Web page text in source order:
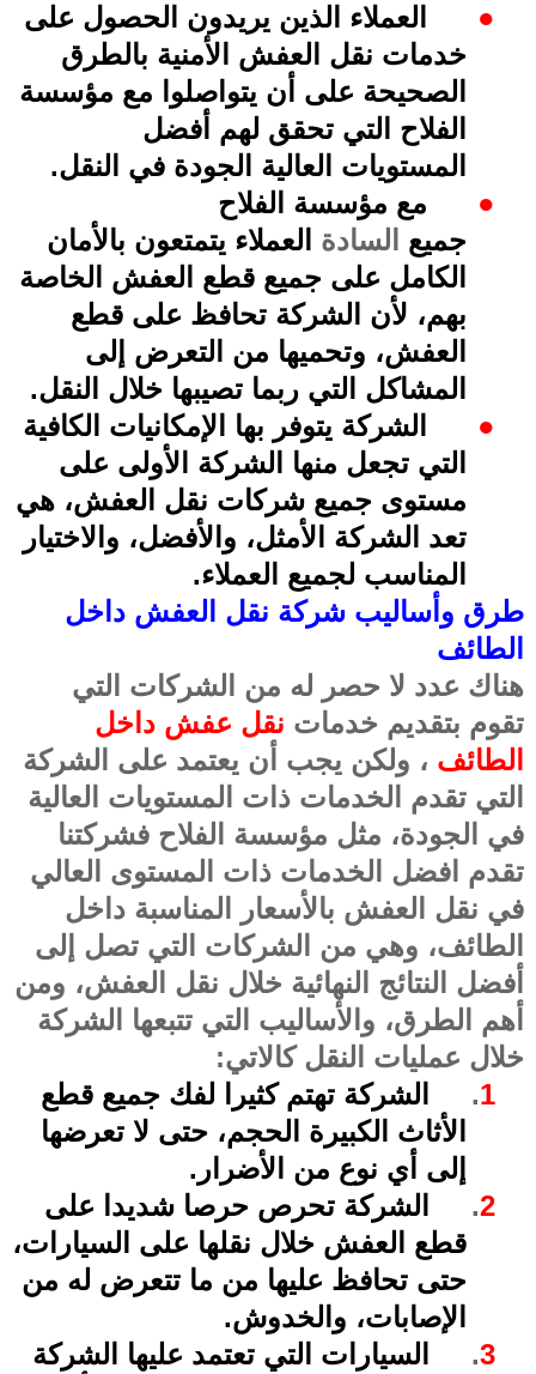
●
العملاء الذين يريدون الحصول على
خدمات نقل العفش الأمنية بالطرق
الصحيحة على أن يتواصلوا مع مؤسسة
الفلاح التي تحقق لهم أفضل
المستويات العالية الجودة في النقل.
●
مع مؤسسة الفلاح
جميع السادة العملاء يتمتعون بالأمان
الكامل على جميع قطع العفش الخاصة
بهم، لأن الشركة تحافظ على قطع
العفش، وتحميها من التعرض إلى
المشاكل التي ربما تصيبها خلال النقل.
●
الشركة يتوفر بها الإمكانيات الكافية
التي تجعل منها الشركة الأولى على
مستوى جميع شركات نقل العفش، هي
تعد الشركة الأمثل، والأفضل، والاختيار
المناسب لجميع العملاء.
طرق وأساليب شركة نقل العفش داخل
الطائف
هناك عدد لا حصر له من الشركات التي
تقوم بتقديم خدمات نقل عفش داخل
الطائف ، ولكن يجب أن يعتمد على الشركة
التي تقدم الخدمات ذات المستويات العالية
في الجودة، مثل مؤسسة الفلاح فشركتنا
تقدم افضل الخدمات ذات المستوى العالي
في نقل العفش بالأسعار المناسبة داخل
الطائف، وهي من الشركات التي تصل إلى
أفضل النتائج النهائية خلال نقل العفش، ومن
أهم الطرق، والأساليب التي تتبعها الشركة
خلال عمليات النقل كالاتي:
1
.
الشركة تهتم كثيرا لفك جميع قطع
الأثاث الكبيرة الحجم، حتى لا تعرضها
إلى أي نوع من الأضرار .
2
.
الشركة تحرص حرصا شديدا على
قطع العفش خلال نقلها على السيارات،
حتى تحافظ عليها من ما تتعرض له من
الإصابات، والخدوش.
3
.
السيارات التي تعتمد عليها الشركة